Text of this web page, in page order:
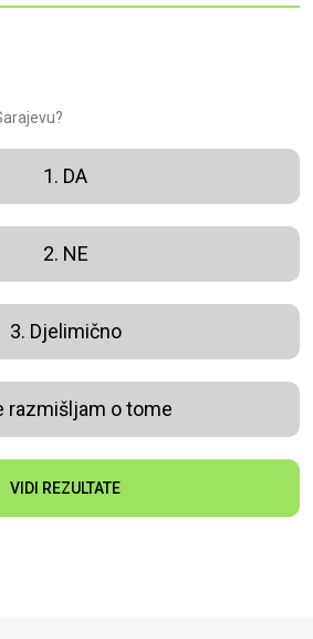
1. DA
2. NE
3. Djelimično
razmišljam o tome
VIDI REZULTATE